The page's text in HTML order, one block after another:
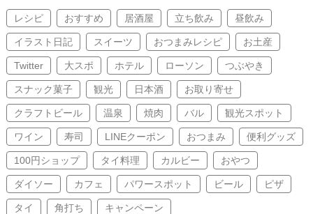
レシピ おすすめ 居酒屋 立ち飲み 昼飲み
イラスト日記 スイーツ おつまみレシピ お土産
Twitter 大スポ ホテル ローソン つぶやき
スナック菓子 観光 日本酒 お取り寄せ
クラフトビール 温泉 焼肉 バル 観光スポット
ワイン 寿司 LINEクーポン おつまみ 便利グッズ
100円ショップ タイ料理 カルビー おやつ
ダイソー カフェ パワースポット ビール ピザ
タイ 角打ち キャンペーン